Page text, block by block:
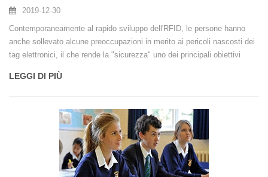
2019-12-30
Contemporaneamente al rapido sviluppo dell'RFID, le persone hanno
anche sollevato alcune preoccupazioni in merito ai pericoli nascosti dei
tag elettronici, il che rende la "sicurezza" uno dei principali obiettivi
di antenne tag RFID e le antenne tag RF1D hanno direzioni di sviluppo
LEGGI DI PIÙ